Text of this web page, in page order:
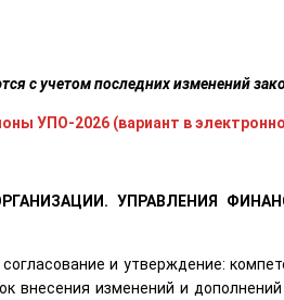
с учетом последних изменений
УПО-2026 (вариант в
УПРАВЛЕНИЯ
и утверждение:
внесения изменений и